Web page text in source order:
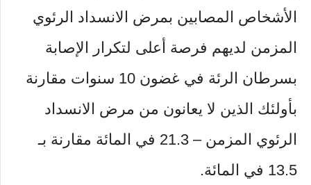
الأشخاص المصابين بمرض الانسداد الرئوي
المزمن لديهم فرصة أعلى لتكرار الإصابة
بسرطان الرئة في غضون 10 سنوات مقارنة
بأولئك الذين لا يعانون من مرض الانسداد
الرئوي المزمن – 21.3 في المائة مقارنة بـ
13.5 في المائة.